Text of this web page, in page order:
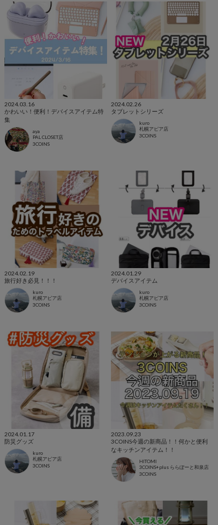
2024.03.16
かわいい！便利！デバイスアイテム特
集
aya
PAL CLOSET店
3COINS
2024.02.26
タブレットシリーズ
kuro
札幌アピア店
3COINS
2024.02.19
旅行好き必見！！！
kuro
札幌アピア店
3COINS
2024.01.29
デバイスアイテム
kuro
札幌アピア店
3COINS
2024.01.17
防災グッズ
kuro
札幌アピア店
3COINS
2023.09.23
3COINS今週の新商品！！何かと便利
なキッチンアイテム！！
HITOMI
3COINS+plus ららぽーと和泉店
3COINS